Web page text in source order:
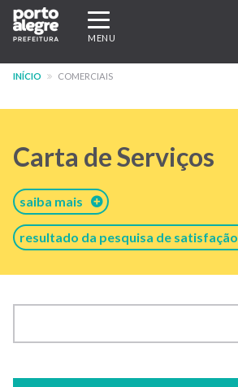
Pular
para
conteúdo
Expandir/recolher
navegação
MENU
INÍCIO COMERCIAIS
Carta de Serviços
saiba mais
resultado da pesquisa de satisfação